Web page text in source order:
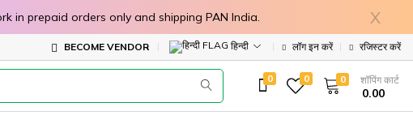
in prepaid orders only and shipping PAN India. X
BECOME VENDOR हिन्दी लॉग इन करें रजिस्टर करें
0 0 0 शॉपिंग कार्ट
₹ 0.00